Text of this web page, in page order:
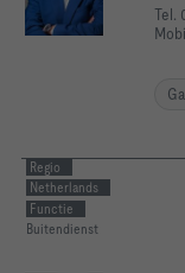
Tel.
Regio
Netherlands
Functie
Buitendienst